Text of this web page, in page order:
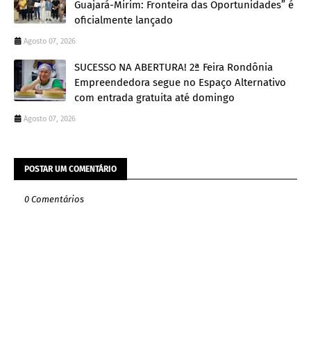
Guajará-Mirim: Fronteira das Oportunidades” é
oficialmente lançado
Agosto 07, 2026
SUCESSO NA ABERTURA! 2ª Feira Rondônia
Empreendedora segue no Espaço Alternativo
com entrada gratuita até domingo
Agosto 07, 2026
POSTAR UM COMENTÁRIO
0 Comentários